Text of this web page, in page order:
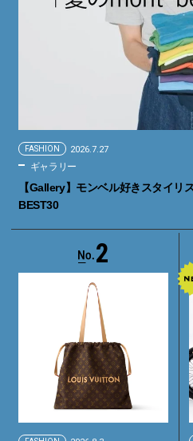
FASHION 2026.7.27
ギャラリー
【Gallery】モンベル好きスタイリ
BEST30
2